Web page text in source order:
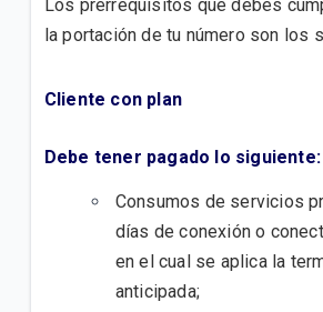
Quisiera pedir un teléfono con mi
hacer?
¿Cómo activo paquetes adicionales
No comprendo los cargos de mi
VER MÁS
Los prerrequisitos que debes
la portación de tu número son los
Cliente con plan
Debe tener pagado lo siguiente:
Consumos de servicios
días de conexión o
en el cual se aplica la
anticipada;